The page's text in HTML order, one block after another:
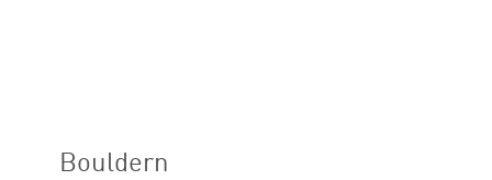
Bouldern